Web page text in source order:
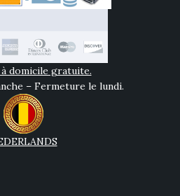
domicile gratuite.
– Fermeture le lundi.